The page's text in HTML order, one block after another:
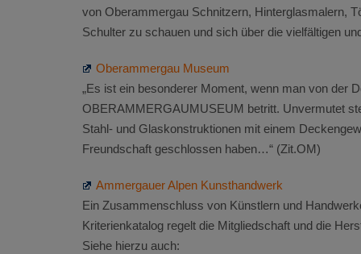
von Oberammergau Schnitzern, Hinterglasmalern,
Schulter zu schauen und sich über die vielfältigen
Oberammergau Museum
„Es ist ein besonderer Moment, wenn man von der
OBERAMMERGAUMUSEUM betritt. Unvermutet
Stahl- und Glaskonstruktionen mit einem
Freundschaft geschlossen haben…“ (Zit.OM)
Ammergauer Alpen Kunsthandwerk
Ein Zusammenschluss von Künstlern und
Kriterienkatalog regelt die Mitgliedschaft und die
Siehe hierzu auch: